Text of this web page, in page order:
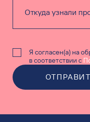
Я согласен(а) на
в соответствии с